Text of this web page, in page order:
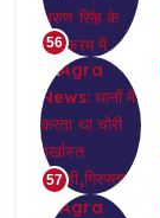
56
57